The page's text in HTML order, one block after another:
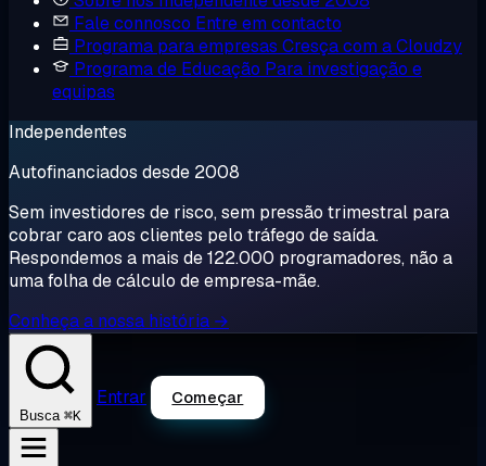
Fale connosco Entre em contacto
Programa para empresas Cresça com a Cloudzy
Programa de Educação Para investigação e
equipas
Independentes
Autofinanciados desde 2008
Sem investidores de risco, sem pressão trimestral para
cobrar caro aos clientes pelo tráfego de saída.
Respondemos a mais de 122.000 programadores, não a
uma folha de cálculo de empresa-mãe.
Conheça a nossa história →
Busca ⌘K
Entrar Começar